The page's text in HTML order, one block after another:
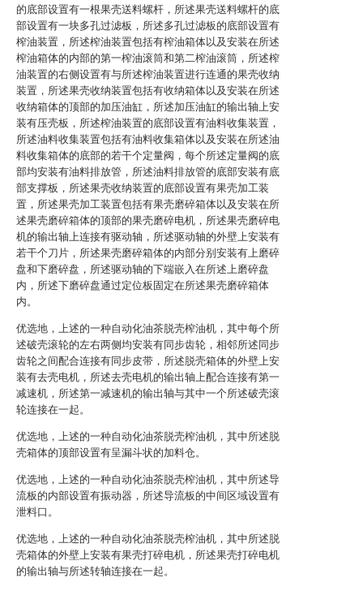
的底部设置有一根果壳送料螺杆，所述果壳送料螺杆的底
部设置有一块多孔过滤板，所述多孔过滤板的底部设置有
榨油装置，所述榨油装置包括有榨油箱体以及安装在所述
榨油箱体的内部的第一榨油滚筒和第二榨油滚筒，所述榨
油装置的右侧设置有与所述榨油装置进行连通的果壳收纳
装置，所述果壳收纳装置包括有收纳箱体以及安装在所述
收纳箱体的顶部的加压油缸，所述加压油缸的输出轴上安
装有压壳板，所述榨油装置的底部设置有油料收集装置，
所述油料收集装置包括有油料收集箱体以及安装在所述油
料收集箱体的底部的若干个定量阀，每个所述定量阀的底
部均安装有油料排放管，所述油料排放管的底部安装有底
部支撑板，所述果壳收纳装置的底部设置有果壳加工装
置，所述果壳加工装置包括有果壳磨碎箱体以及安装在所
述果壳磨碎箱体的顶部的果壳磨碎电机，所述果壳磨碎电
机的输出轴上连接有驱动轴，所述驱动轴的外壁上安装有
若干个刀片，所述果壳磨碎箱体的内部分别安装有上磨碎
盘和下磨碎盘，所述驱动轴的下端嵌入在所述上磨碎盘
内，所述下磨碎盘通过定位板固定在所述果壳磨碎箱体
内。
优选地，上述的一种自动化油茶脱壳榨油机，其中每个所
述破壳滚轮的左右两侧均安装有同步齿轮，相邻所述同步
齿轮之间配合连接有同步皮带，所述脱壳箱体的外壁上安
装有去壳电机，所述去壳电机的输出轴上配合连接有第一
减速机，所述第一减速机的输出轴与其中一个所述破壳滚
轮连接在一起。
优选地，上述的一种自动化油茶脱壳榨油机，其中所述脱
壳箱体的顶部设置有呈漏斗状的加料仓。
优选地，上述的一种自动化油茶脱壳榨油机，其中所述导
流板的内部设置有振动器，所述导流板的中间区域设置有
泄料口。
优选地，上述的一种自动化油茶脱壳榨油机，其中所述脱
壳箱体的外壁上安装有果壳打碎电机，所述果壳打碎电机
的输出轴与所述转轴连接在一起。